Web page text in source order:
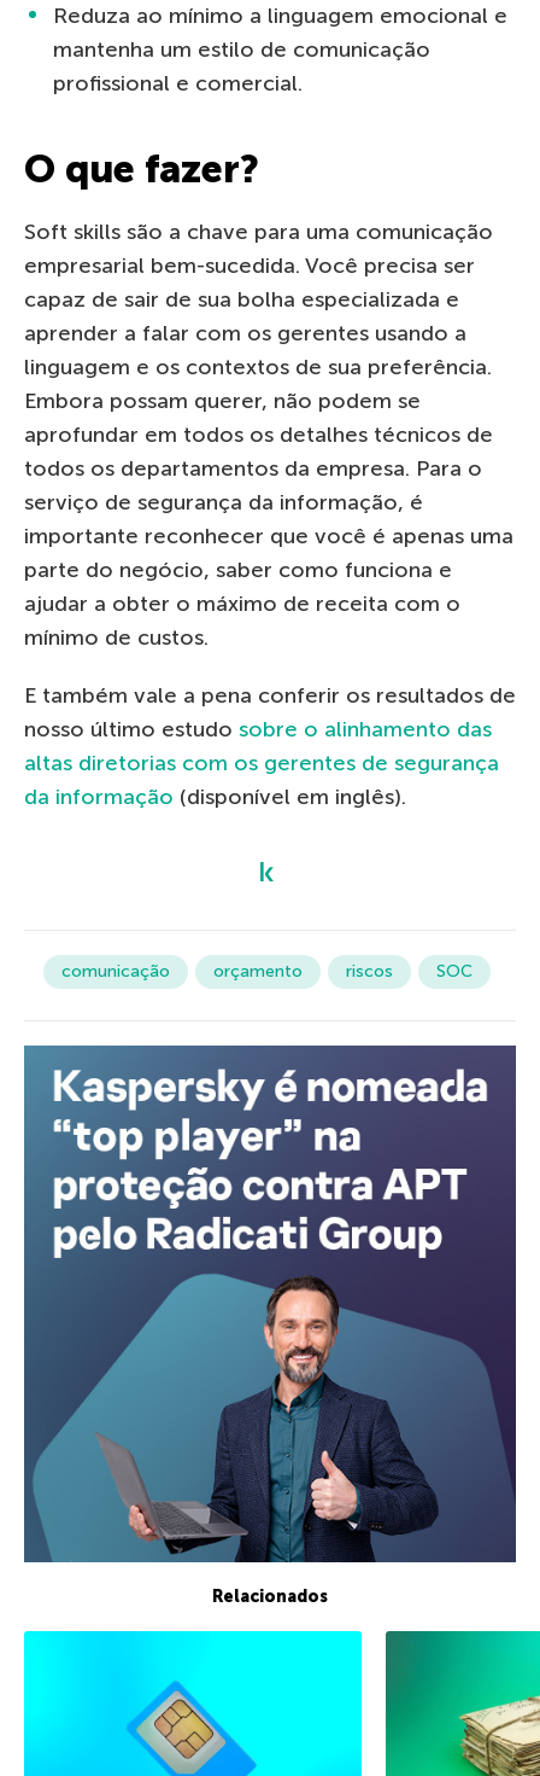
Reduza ao mínimo a linguagem emocional e
mantenha um estilo de comunicação
profissional e comercial.
O que fazer?
Soft skills são a chave para uma comunicação
empresarial bem-sucedida. Você precisa ser
capaz de sair de sua bolha especializada e
aprender a falar com os gerentes usando a
linguagem e os contextos de sua preferência.
Embora possam querer, não podem se
aprofundar em todos os detalhes técnicos de
todos os departamentos da empresa. Para o
serviço de segurança da informação, é
importante reconhecer que você é apenas uma
parte do negócio, saber como funciona e
ajudar a obter o máximo de receita com o
mínimo de custos.
E também vale a pena conferir os resultados de
nosso último estudo sobre o alinhamento das
altas diretorias com os gerentes de segurança
da informação (disponível em inglês).
comunicação orçamento riscos SOC
Relacionados